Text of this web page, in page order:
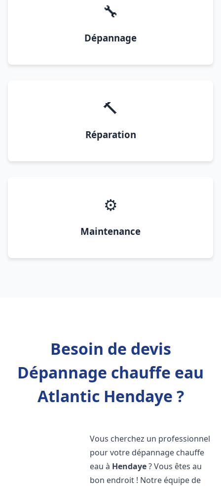
🔧
Dépannage
🔨
Réparation
⚙️
Maintenance
Besoin de devis
Dépannage chauffe eau
Atlantic Hendaye ?
Vous cherchez un professionnel
pour votre dépannage chauffe
eau à Hendaye? Vous êtes au
bon endroit ! Notre équipe de